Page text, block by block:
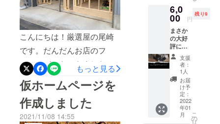
で、ダウンロードを頂いて
ご登録をいただければ幸い
です。App
Store（iPhone)https://itunes.
apple.com/jp/app/id1597868
746Google Play Store(アン
ドロイド）
https://play.google.com/store
「焼きフランクフルトとド
リンク類」とアイテムを絞
り込んだ形の店内飲食のみ
で営業をしようかと考えて
います。まだ慣れないの
で、ちゃんといろいろでき
るようになるのは年明けで
す！なので、とりあえず大
目に見ていただける方は30
こんにちは！厳選屋の尾崎
です。だんだんお店のフ
レームができてきました。
お店の形になってきました
ね。向かって右側がテイク
アウト窓口です。こういう
作業を見ていると大工さ
もっと見る
仮ホームページを
作成しました
2021/11/08 14:55
であれ
ば何杯
でもお
かわり
できま
す。 ＊
テイク
アウト
は対象
外で
す。店
内での
ご飲用
のみと
なりま
6,0
00 円
残り9
まさか
の大好
評につ
き、
ジャコ
ウネコ
コー
ヒーを
コー
ヒー豆
屋さん
に交渉
支援
者：
1人
お届
け予
定：
2022
年01
月
こ
の